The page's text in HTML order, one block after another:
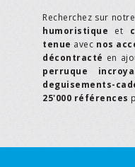
Recherchez sur
humoristique et
tenue avec nos
décontracté en
perruque
deguisements-
25'000 références